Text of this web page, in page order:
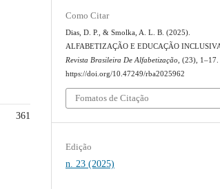
361
Como Citar
Dias, D. P., & Smolka, A. L. B. (2025).
ALFABETIZAÇÃO E EDUCAÇÃO
Revista Brasileira De Alfabetização , (23), 1–17.
https://doi.org/10.47249/rba2025962
Fomatos de Citação
Edição
n. 23 (2025)